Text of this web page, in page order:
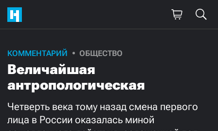
КОММЕНТАРИЙ ОБЩЕСТВО
Величайшая
антропологическая
Четверть века тому назад смена первого
лица в России оказалась миной
Поддержите
нашу работу!
Ежемесячно Разово
3000 1000